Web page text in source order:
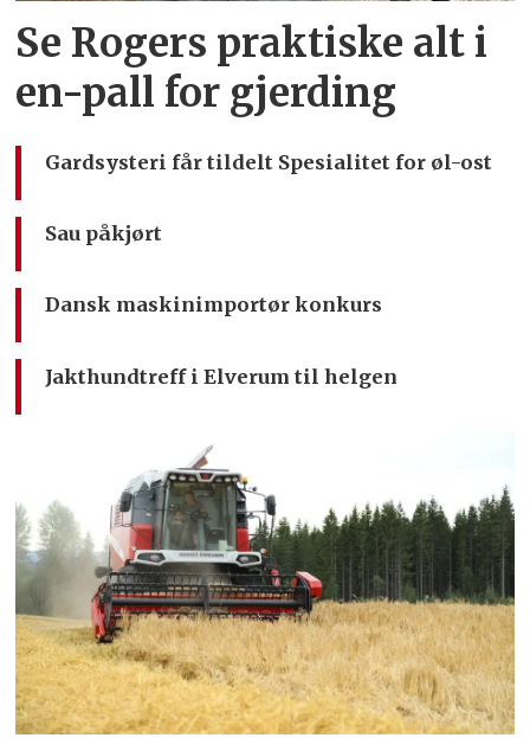
Se Rogers praktiske alt i
en-pall for gjerding
Gardsysteri får tildelt Spesialitet for øl-ost
Sau påkjørt
Dansk maskinimportør konkurs
Jakthundtreff i Elverum til helgen